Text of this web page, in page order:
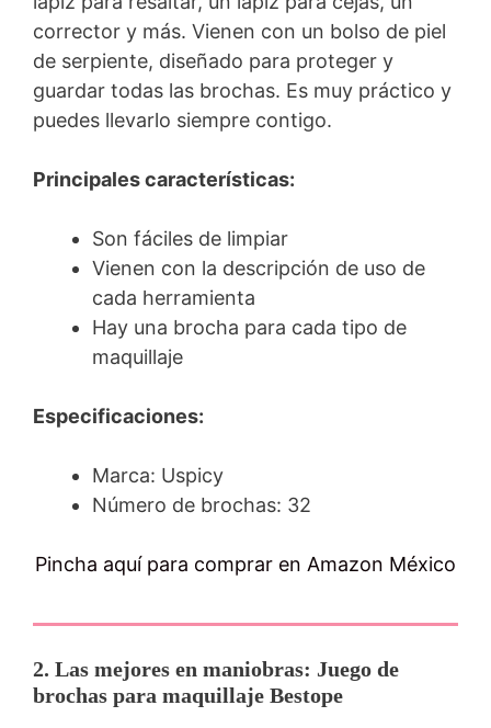
corrector y más. Vienen con un bolso de piel
de serpiente, diseñado para proteger y
guardar todas las brochas. Es muy práctico y
puedes llevarlo siempre contigo.
Principales características:
Son fáciles de limpiar
Vienen con la descripción de uso de
cada herramienta
Hay una brocha para cada tipo de
maquillaje
Especificaciones:
Marca: Uspicy
Número de brochas: 32
Pincha aquí para comprar en Amazon México
2. Las mejores en maniobras: Juego de
brochas para maquillaje Bestope